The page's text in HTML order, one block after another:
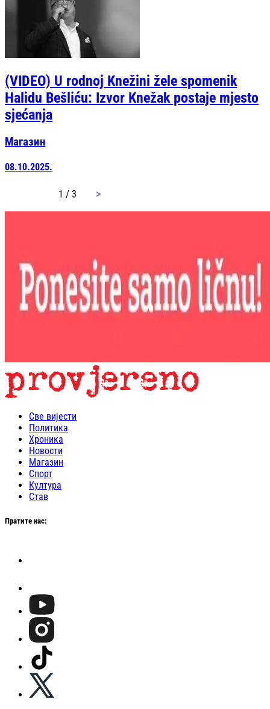
(VIDEO) U rodnoj Knežini žele spomenik
Halidu Bešliću: Izvor Knežak postaje mjesto
sjećanja
Магазин
08.10.2025.
1 / 3 page
Све вијести
Политика
Хроника
Новости
Магазин
Спорт
Култура
Став
Пратите нас: